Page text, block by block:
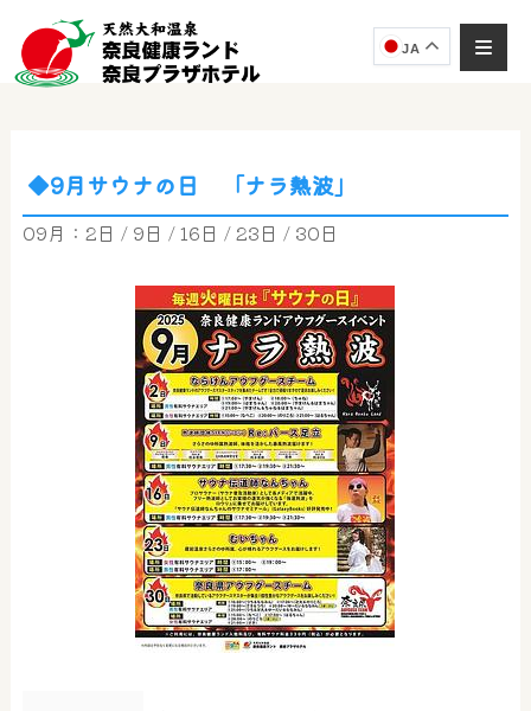
JA
◆9月サウナの日 「ナラ熱波」
09月：2日 / 9日 / 16日 / 23日 / 30日
AIコンシェルジュ
オンライン
奈良健康ランド AIコンシェルジュです。
ご質問をお伺いします。